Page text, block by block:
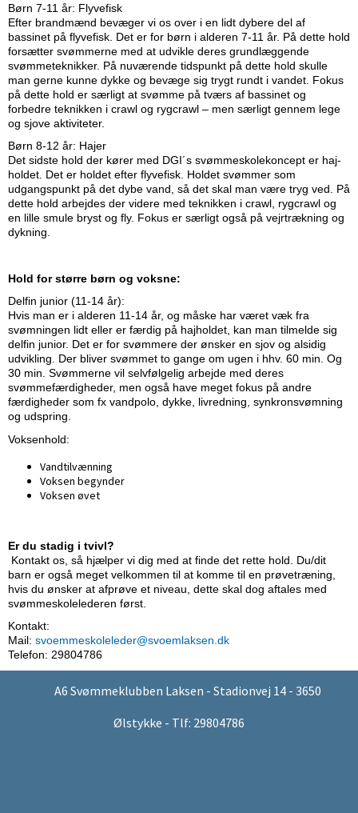
Børn 7-11 år: Flyvefisk
Efter brandmænd bevæger vi os over i en lidt dybere del af
bassinet på flyvefisk. Det er for børn i alderen 7-11 år. På dette hold
forsætter svømmerne med at udvikle deres grundlæggende
svømmeteknikker. På nuværende tidspunkt på dette hold skulle
man gerne kunne dykke og bevæge sig trygt rundt i vandet. Fokus
på dette hold er særligt at svømme på tværs af bassinet og
forbedre teknikken i crawl og rygcrawl – men særligt gennem lege
og sjove aktiviteter.
Børn 8-12 år: Hajer
Det sidste hold der kører med DGI´s svømmeskolekoncept er haj-
holdet. Det er holdet efter flyvefisk. Holdet svømmer som
udgangspunkt på det dybe vand, så det skal man være tryg ved. På
dette hold arbejdes der videre med teknikken i crawl, rygcrawl og
en lille smule bryst og fly. Fokus er særligt også på vejrtrækning og
dykning.
Hold for større børn og voksne:
Delfin junior (11-14 år):
Hvis man er i alderen 11-14 år, og måske har været væk fra
svømningen lidt eller er færdig på hajholdet, kan man tilmelde sig
delfin junior. Det er for svømmere der ønsker en sjov og alsidig
udvikling. Der bliver svømmet to gange om ugen i hhv. 60 min. Og
30 min. Svømmerne vil selvfølgelig arbejde med deres
svømmefærdigheder, men også have meget fokus på andre
færdigheder som fx vandpolo, dykke, livredning, synkronsvømning
og udspring.
Voksenhold:
Vandtilvænning
Voksen begynder
Voksen øvet
Er du stadig i tvivl?
Kontakt os, så hjælper vi dig med at finde det rette hold. Du/dit
barn er også meget velkommen til at komme til en prøvetræning,
hvis du ønsker at afprøve et niveau, dette skal dog aftales med
svømmeskolelederen først.
Kontakt:
Mail: svoemmeskoleleder@svoemlaksen.dk
Telefon: 29804786
A6 Svømmeklubben Laksen - Stadionvej 14 - 3650
Ølstykke - Tlf: 29804786